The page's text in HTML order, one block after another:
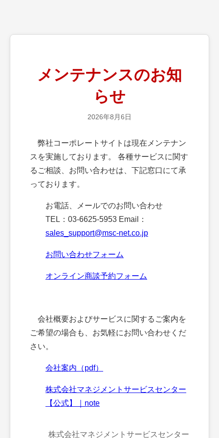
メンテナンスのお知
らせ
2026年8月6日
弊社コーポレートサイトは現在メンテナン
スを実施しております。 各種サービスに関す
るご相談、お問い合わせは、下記窓口にて承
っております。
お電話、メールでのお問い合わせ
TEL：03-6625-5953 Email：
sales_support@msc-net.co.jp
お問い合わせフォーム
オンライン商談予約フォーム
会社概要およびサービスに関するご案内を
ご希望の場合も、お気軽にお問い合わせくだ
さい。
会社案内（pdf）
株式会社マネジメントサービスセンター
【公式】｜note
株式会社マネジメントサービスセンター